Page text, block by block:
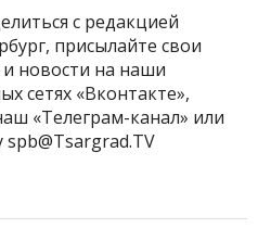
с редакцией
присылайте свои
новости на наши
сетях «Вконтакте»,
«Телеграм-канал» или